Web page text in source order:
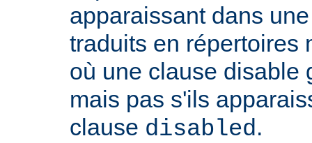
apparaissant dans
traduits en répertoires
où une clause disable
mais pas s'ils
clause disabled.